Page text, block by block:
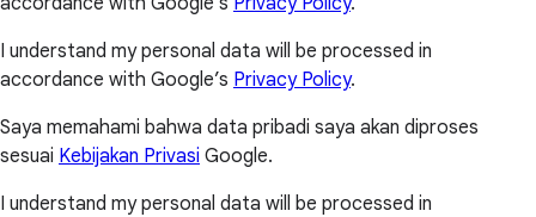
I understand my personal data will be processed in
accordance with Google’s Privacy Policy.
Saya memahami bahwa data pribadi saya akan diproses
sesuai Kebijakan Privasi Google.
I understand my personal data will be processed in